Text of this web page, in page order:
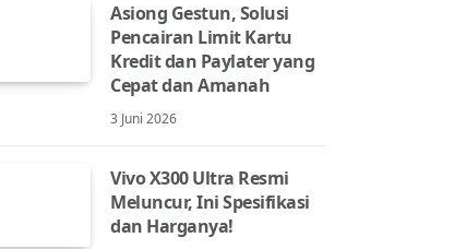
Asiong Gestun, Solusi
Pencairan Limit Kartu
Kredit dan Paylater yang
Cepat dan Amanah
3 Juni 2026
Vivo X300 Ultra Resmi
Meluncur, Ini Spesifikasi
dan Harganya!